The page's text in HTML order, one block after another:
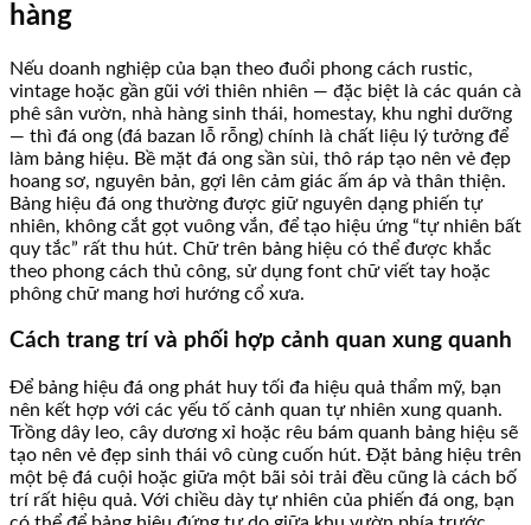
hàng
Nếu doanh nghiệp của bạn theo đuổi phong cách rustic,
vintage hoặc gần gũi với thiên nhiên — đặc biệt là các quán cà
phê sân vườn, nhà hàng sinh thái, homestay, khu nghỉ dưỡng
— thì đá ong (đá bazan lỗ rỗng) chính là chất liệu lý tưởng để
làm bảng hiệu. Bề mặt đá ong sần sùi, thô ráp tạo nên vẻ đẹp
hoang sơ, nguyên bản, gợi lên cảm giác ấm áp và thân thiện.
Bảng hiệu đá ong thường được giữ nguyên dạng phiến tự
nhiên, không cắt gọt vuông vắn, để tạo hiệu ứng “tự nhiên bất
quy tắc” rất thu hút. Chữ trên bảng hiệu có thể được khắc
theo phong cách thủ công, sử dụng font chữ viết tay hoặc
phông chữ mang hơi hướng cổ xưa.
Cách trang trí và phối hợp cảnh quan xung quanh
Để bảng hiệu đá ong phát huy tối đa hiệu quả thẩm mỹ, bạn
nên kết hợp với các yếu tố cảnh quan tự nhiên xung quanh.
Trồng dây leo, cây dương xỉ hoặc rêu bám quanh bảng hiệu sẽ
tạo nên vẻ đẹp sinh thái vô cùng cuốn hút. Đặt bảng hiệu trên
một bệ đá cuội hoặc giữa một bãi sỏi trải đều cũng là cách bố
trí rất hiệu quả. Với chiều dày tự nhiên của phiến đá ong, bạn